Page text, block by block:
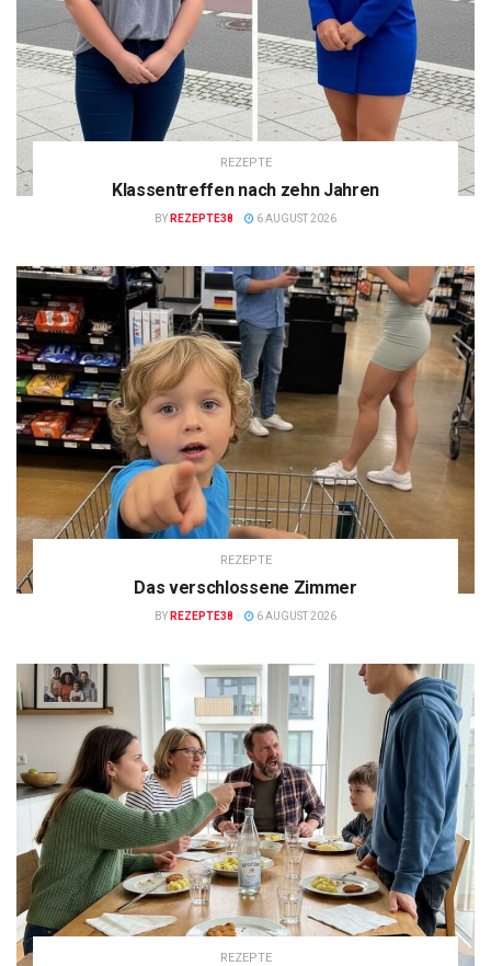
REZEPTE
Klassentreffen nach zehn Jahren
BY REZEPTE38 6 AUGUST 2026
REZEPTE
Das verschlossene Zimmer
BY REZEPTE38 6 AUGUST 2026
REZEPTE